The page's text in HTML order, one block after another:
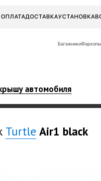
ОПЛАТАДОСТАВКАУСТАНОВКА
БагажникиФаркопы
автомобиля
Turtle Air1 black